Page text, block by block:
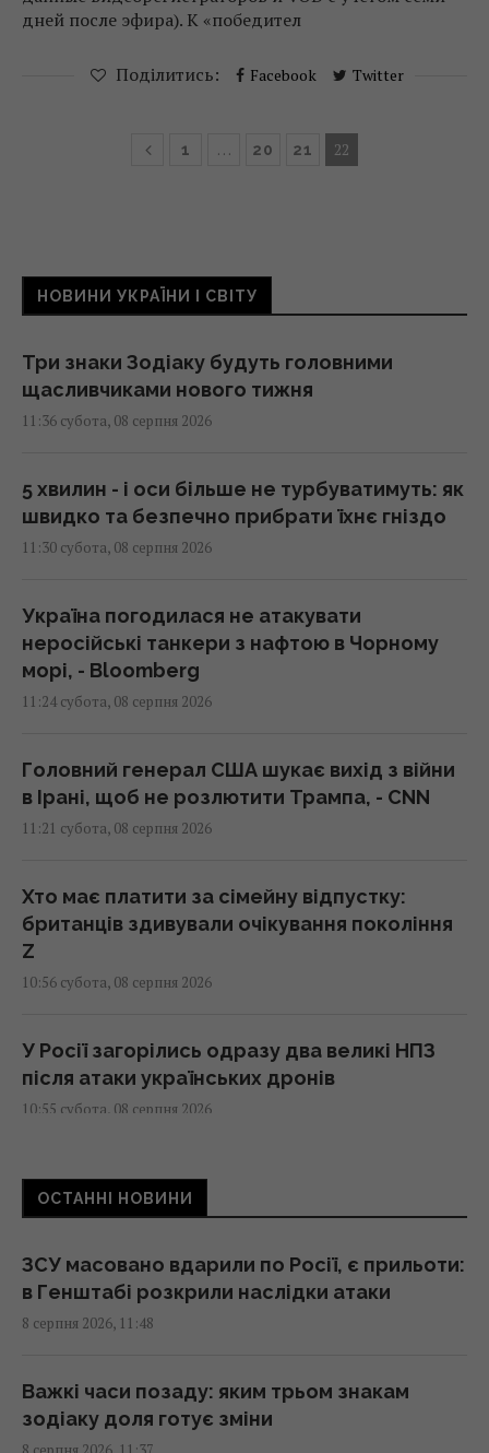
дней после эфира). К «победител
Поділитись: Facebook Twitter
1 … 20 21 22
НОВИНИ УКРАЇНИ І СВІТУ
Три знаки Зодіаку будуть головними
щасливчиками нового тижня
11:36 субота, 08 серпня 2026
5 хвилин - і оси більше не турбуватимуть: як
швидко та безпечно прибрати їхнє гніздо
11:30 субота, 08 серпня 2026
Україна погодилася не атакувати
неросійські танкери з нафтою в Чорному
морі, - Bloomberg
11:24 субота, 08 серпня 2026
Головний генерал США шукає вихід з війни
в Ірані, щоб не розлютити Трампа, - CNN
11:21 субота, 08 серпня 2026
Хто має платити за сімейну відпустку:
британців здивували очікування покоління
Z
10:56 субота, 08 серпня 2026
У Росії загорілись одразу два великі НПЗ
після атаки українських дронів
10:55 субота, 08 серпня 2026
Під джунглями В'єтнаму виявили печеру з
рідкісними кам'яними "перлинами"
Для чого потрібна кожна сторона терки:
про деякі функції, про які ви не знали
Водопостачання Львівщини під загрозою:
ОСТАННІ НОВИНИ
ЗСУ масовано вдарили по Росії, є прильоти:
в Генштабі розкрили наслідки атаки
8 серпня 2026, 11:48
Важкі часи позаду: яким трьом знакам
зодіаку доля готує зміни